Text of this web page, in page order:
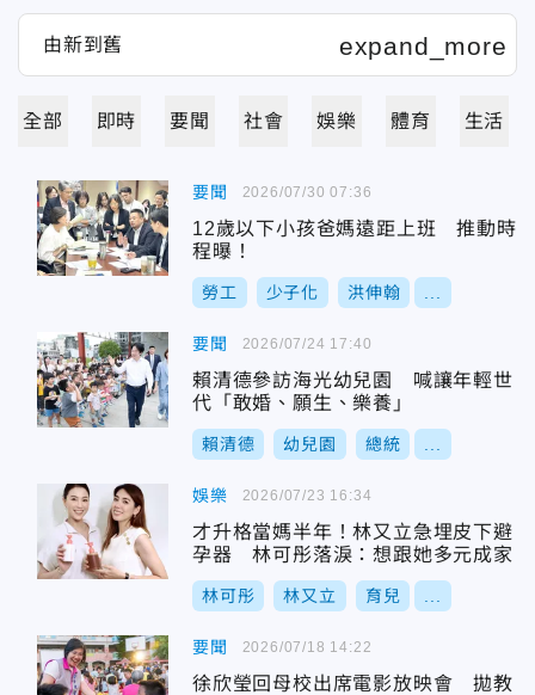
全部 即時 要聞 社會 娛樂 體育 生活
要聞
12歲以下小孩爸媽遠距上班 推動時
程曝！
勞工 少子化 洪伸翰
2026/07/30 07:36
要聞
賴清德參訪海光幼兒園 喊讓年輕世
代「敢婚、願生、樂養」
賴清德 幼兒園 總統
2026/07/24 17:40
娛樂
才升格當媽半年！林又立急埋皮下避
孕器 林可彤落淚：想跟她多元成家
林可彤 林又立 育兒
2026/07/23 16:34
要聞
徐欣瑩回母校出席電影放映會 拋教
2026/07/18 14:22